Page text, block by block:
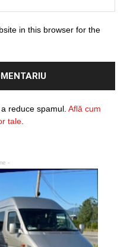
in this browser for the
reduce spamul. Află cum
tale.
-